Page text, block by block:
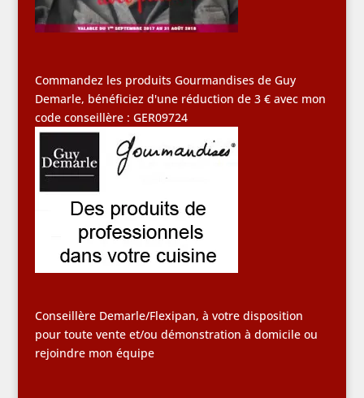
Commandez les produits Gourmandises de Guy
Demarle, bénéficiez d'une réduction de 3 € avec mon
code conseillère : GER09724
Conseillère Demarle/Flexipan, à votre disposition
pour toute vente et/ou démonstration à domicile ou
rejoindre mon équipe